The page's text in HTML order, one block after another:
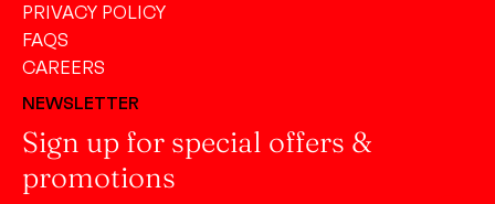
NEWSLETTER
Sign up for special offers &
promotions
PRIVACY POLICY
FAQS
CAREERS